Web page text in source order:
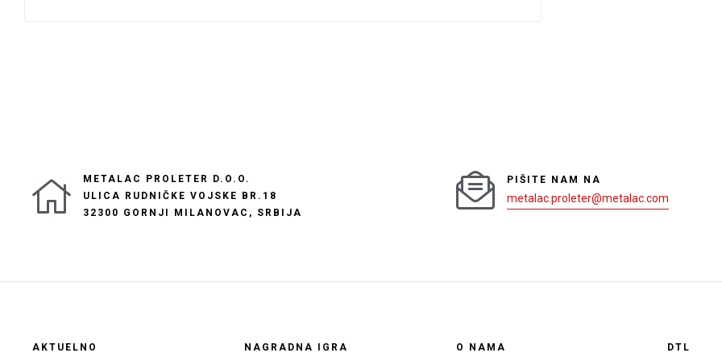
METALAC PROLETER D.O.O.
ULICA RUDNIČKE VOJSKE BR.18
32300 GORNJI MILANOVAC, SRBIJA
PIŠITE NAM NA
metalac.proleter@metalac.com
AKTUELNO NAGRADNA IGRA O NAMA DTL